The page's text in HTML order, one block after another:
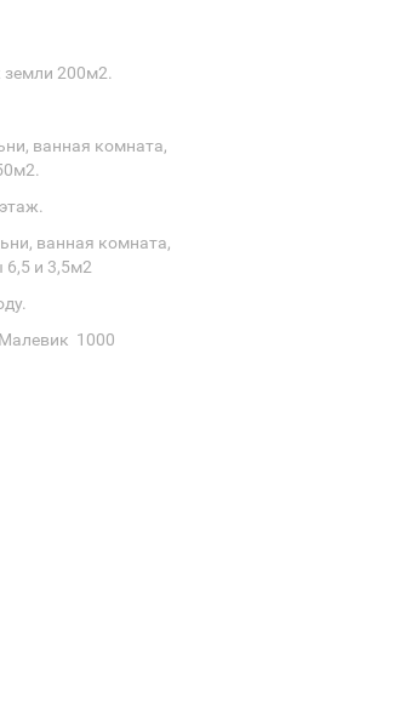
200м2.
ванная комната,
ванная комната,
6,5 и 3,5м2
1000